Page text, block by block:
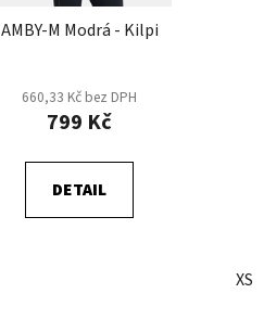
AMBY-M Modrá - Kilpi
660,33 Kč bez DPH
799 Kč
DETAIL
XS